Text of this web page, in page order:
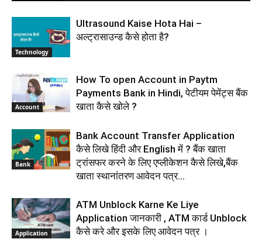
Technology
Ultrasound Kaise Hota Hai –
अल्ट्रासाउन्ड कैसे होता है?
Account
How To open Account in Paytm
Payments Bank in Hindi, पेटीयम पेमेंट्स बैंक
खाता कैसे खोले ?
Bank
Bank Account Transfer Application
कैसे लिखे हिंदी और English में ? बैंक खाता
ट्रांसफर करने के लिए एप्लीकेशन कैसे लिखे,बैंक
खाता स्थानांतरण आवेदन पत्र...
Application
ATM Unblock Karne Ke Liye
Application जानकारी , ATM कार्ड Unblock
कैसे करे और इसके लिए आवेदन पत्र ।